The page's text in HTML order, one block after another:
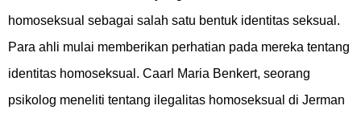
homoseksual sebagai salah satu bentuk identitas seksual.
Para ahli mulai memberikan perhatian pada mereka tentang
identitas homoseksual. Caarl Maria Benkert, seorang
psikolog meneliti tentang ilegalitas homoseksual di Jerman